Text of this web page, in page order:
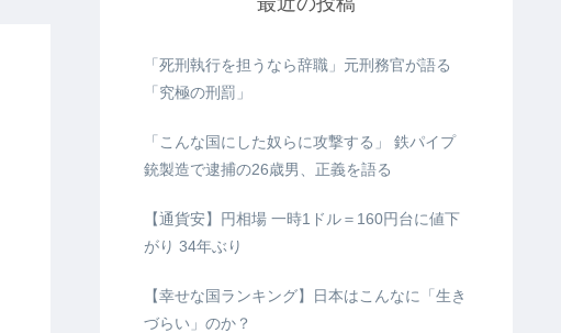
「死刑執行を担うなら辞職」元刑務官が語る
「究極の刑罰」
「こんな国にした奴らに攻撃する」 鉄パイプ
銃製造で逮捕の26歳男、正義を語る
【通貨安】円相場 一時1ドル＝160円台に値下
がり 34年ぶり
【幸せな国ランキング】日本はこんなに「生き
づらい」のか？